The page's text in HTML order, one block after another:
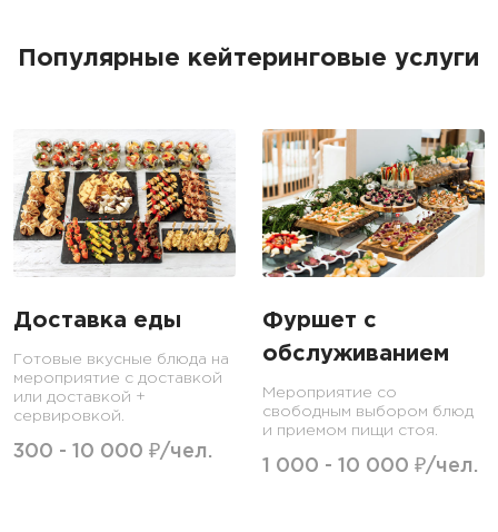
Популярные кейтеринговые услуги
Доставка еды
Готовые вкусные блюда на
мероприятие с доставкой
или доставкой +
сервировкой.
300 - 10 000 ₽/чел.
Фуршет с
обслуживанием
Мероприятие со
свободным выбором блюд
и приемом пищи стоя.
1 000 - 10 000 ₽/чел.